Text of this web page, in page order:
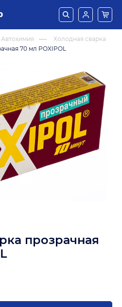
Автохимия
Холодная сварка
70 мл POXIPOL
прозрачная